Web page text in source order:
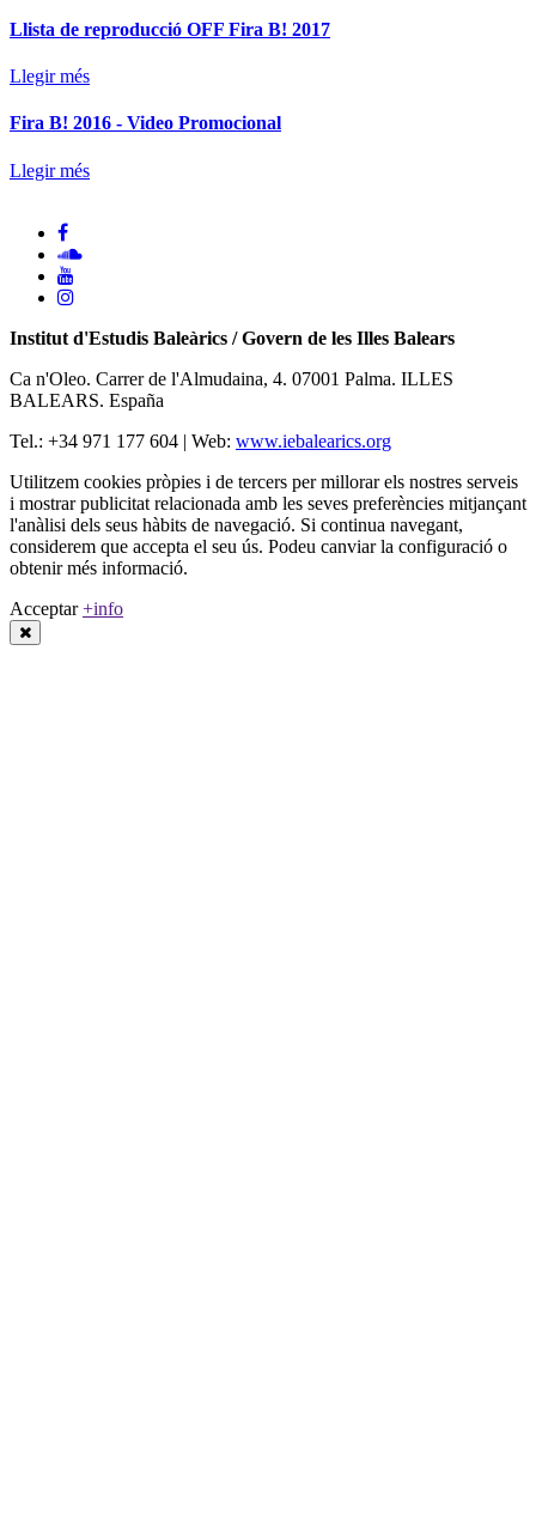
Llista de reproducció OFF Fira B! 2017
Llegir més
Fira B! 2016 - Video Promocional
Llegir més
Institut d'Estudis Baleàrics / Govern de les Illes Balears
Ca n'Oleo. Carrer de l'Almudaina, 4. 07001 Palma. ILLES
BALEARS. España
Tel.: +34 971 177 604 | Web: www.iebalearics.org
Utilitzem cookies pròpies i de tercers per millorar els nostres serveis
i mostrar publicitat relacionada amb les seves preferències mitjançant
l'anàlisi dels seus hàbits de navegació. Si continua navegant,
considerem que accepta el seu ús. Podeu canviar la configuració o
obtenir més informació.
Acceptar +info